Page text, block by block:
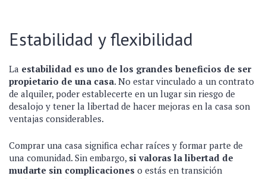
Estabilidad y flexibilidad
La estabilidad es uno de los grandes beneficios de ser
propietario de una casa. No estar vinculado a un contrato
de alquiler, poder establecerte en un lugar sin riesgo de
desalojo y tener la libertad de hacer mejoras en la casa son
ventajas considerables.
Comprar una casa significa echar raíces y formar parte de
una comunidad. Sin embargo, si valoras la libertad de
mudarte sin complicaciones o estás en transición